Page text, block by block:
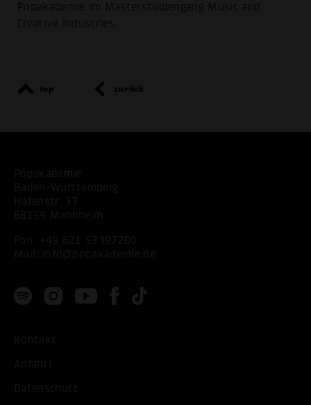
Popakademie im Masterstudiengang Music and
Creative Industries.
top zurück
Popakademie
Baden-Württemberg
Hafenstr. 33
68159 Mannheim
Fon:
+49 621 53397200
Mail:
info@popakademie.de
Kontakt
Anfahrt
Datenschutz